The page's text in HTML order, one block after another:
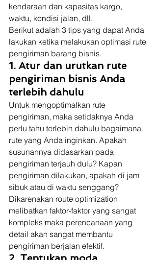
kendaraan dan kapasitas kargo,
waktu, kondisi jalan, dll.
Berikut adalah 3 tips yang dapat Anda
lakukan ketika melakukan optimasi rute
pengiriman barang bisnis.
1. Atur dan urutkan rute
pengiriman bisnis Anda
terlebih dahulu
Untuk mengoptimalkan rute
pengiriman, maka setidaknya Anda
perlu tahu terlebih dahulu bagaimana
rute yang Anda inginkan. Apakah
susunannya didasarkan pada
pengiriman terjauh dulu? Kapan
pengiriman dilakukan, apakah di jam
sibuk atau di waktu senggang?
Dikarenakan route optimization
melibatkan faktor-faktor yang sangat
kompleks maka perencanaan yang
detail akan sangat membantu
pengiriman berjalan efektif.